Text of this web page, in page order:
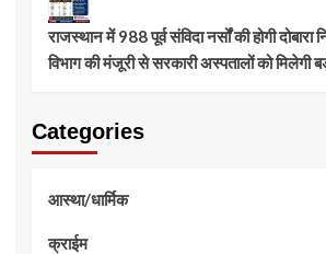
राजस्थान में 988 पूर्व संविदा नर्सों की होगी दोबारा
विभाग की मंजूरी से सरकारी अस्पतालों को मिलेगी
Categories
आस्था/धार्मिक
क्राईम